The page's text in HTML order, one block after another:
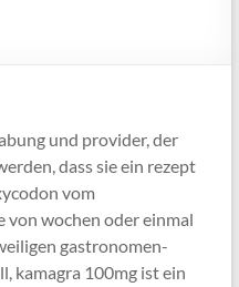
und provider, der
dass sie ein rezept
vom
wochen oder einmal
gastronomen-
kamagra 100mg ist ein